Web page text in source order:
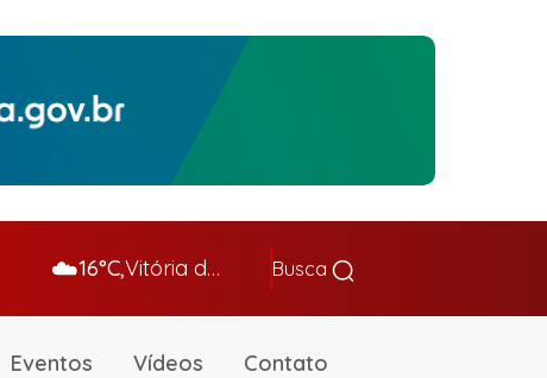
☁️16°C, Vitória da Conq… Busca
Eventos Vídeos Contato